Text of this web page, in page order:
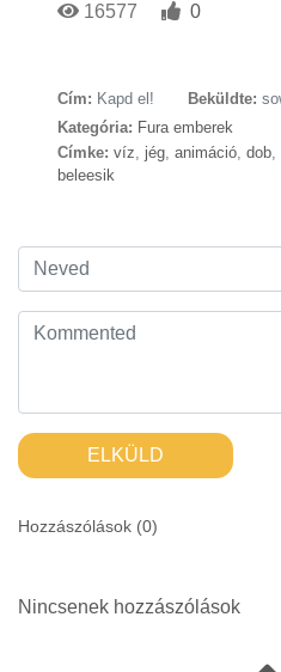
16577
0
Cím: Kapd el! Beküldte:
Kategória: Fura emberek
Címke: víz, jég, animáció, dob,
beleesik
ELKÜLD
Hozzászólások (0)
Nincsenek hozzászólások